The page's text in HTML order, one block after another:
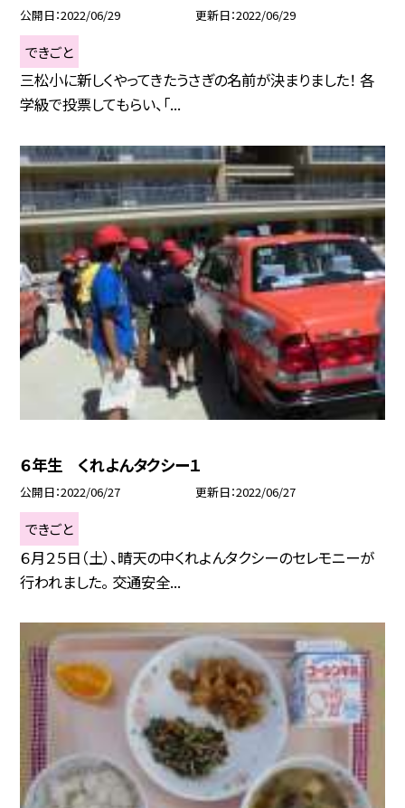
公開日 2022/06/29 更新日 2022/06/29
できごと
三松小に新しくやってきたうさぎの名前が決まりました！ 各
学級で投票してもらい、「...
６年生 くれよんタクシー１
公開日 2022/06/27 更新日 2022/06/27
できごと
６月２５日（土）、晴天の中くれよんタクシーのセレモニーが
行われました。 交通安全...